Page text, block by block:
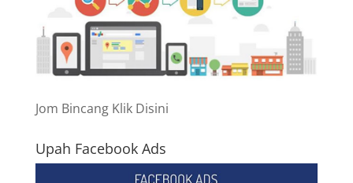
Jom Bincang Klik Disini
Upah Facebook Ads